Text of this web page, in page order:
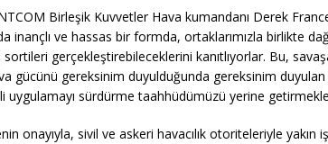
Birleşik Kuvvetler Hava kumandanı Derek
inançlı ve hassas bir formda, ortaklarımızla birlikte
gerçekleştirebileceklerini kanıtlıyorlar. Bu,
gücünü gereksinim duyulduğunda gereksinim duyulan
uygulamayı sürdürme taahhüdümüzü yerine
onayıyla, sivil ve askeri havacılık otoriteleriyle yakın